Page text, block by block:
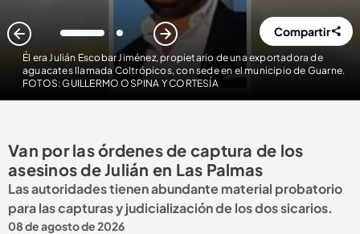
Él era Julián Escobar Jiménez, propietario de una exportadora de
aguacates llamada Coltrópicos, con sede en el municipio de Guarne.
FOTOS: GUILLERMO OSPINA Y CORTESÍA
1 2 Compartir
Van por las órdenes de captura de los
asesinos de Julián en Las Palmas
Las autoridades tienen abundante material probatorio
para las capturas y judicialización de los dos sicarios.
08 de agosto de 2026